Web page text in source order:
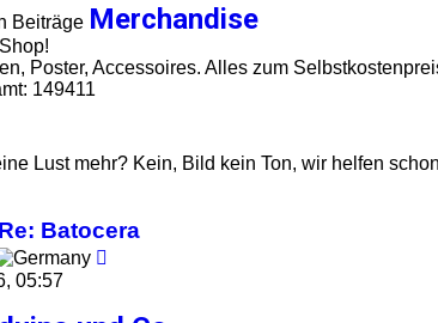
Merchandise
Poster, Accessoires. Alles zum
149411
Lust mehr? Kein, Bild kein Ton, wir helfen
Re: Batocera
05:57